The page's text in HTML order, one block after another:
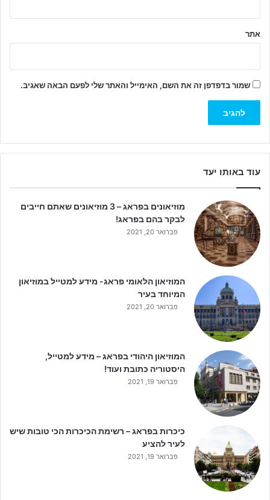
אתר
שמור בדפדפן זה את השם, האימייל והאתר שלי לפעם הבאה שאגיב.
עוד באותו יעד
מוזיאונים בפראג – 3 מוזיאונים שאתם חייבים
לבקר בהם בפראג!
פברואר 20, 2021
המוזיאון הלאומי פראג- מידע למטייל במוזיאון
המיוחד בעיר
פברואר 20, 2021
המוזיאון היהודי בפראג – מידע למטייל,
היסטוריה כתובת ועוד!
פברואר 19, 2021
כיכרות בפראג – רשימת הכיכרות הכי טובות שיש
לעיר להציע
פברואר 19, 2021